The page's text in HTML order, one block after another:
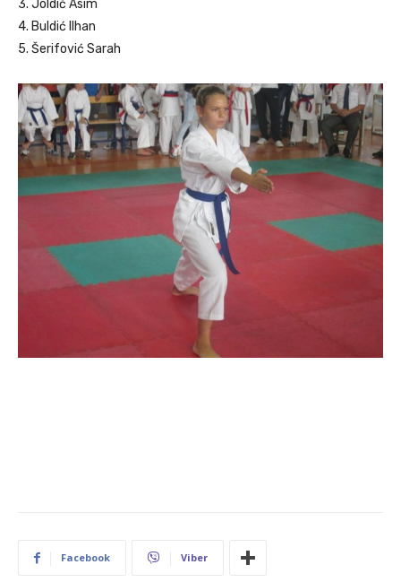
3. Joldić Asim
4. Buldić Ilhan
5. Šerifović Sarah
Facebook Viber